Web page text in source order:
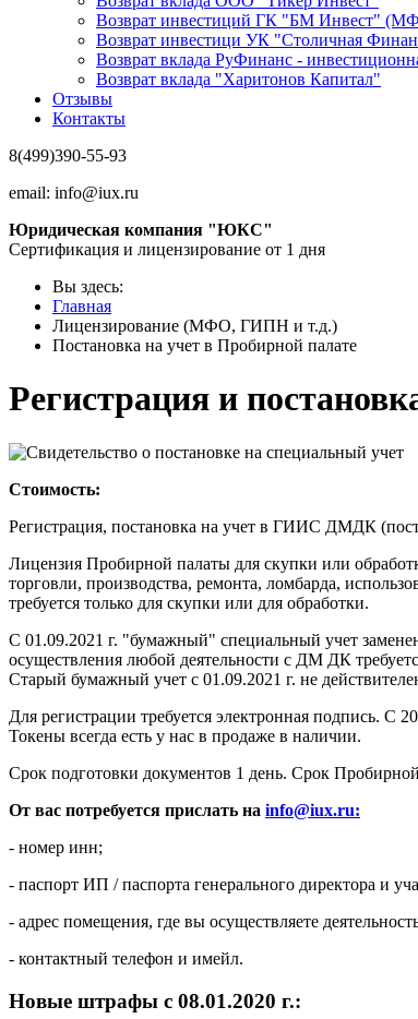
Возврат инвестиций ГК "БМ Инвест"
Возврат инвестици УК "Столичная
Возврат вклада РуФинанс -
Возврат вклада "Харитонов Капитал"
Отзывы
Контакты
8(499)390-55-93
email: info@iux.ru
Юридическая компания "ЮКС"
Сертификация и лицензирование от 1 дня
Вы здесь:
Главная
Лицензирование (МФО, ГИПН и т.д.)
Постановка на учет в Пробирной палате
Регистрация и
Стоимость:
Регистрация, постановка на учет в ГИИС ДМДК
Лицензия Пробирной палаты для скупки или
торговли, производства, ремонта, ломбарда,
требуется только для скупки или для обработки.
С 01.09.2021 г. "бумажный" специальный учет
осуществления любой деятельности с ДМ ДК
Старый бумажный учет с 01.09.2021 г. не
Для регистрации требуется электронная подпись. С
Токены всегда есть у нас в продаже в наличии.
Срок подготовки документов 1 день. Срок
От вас потребуется прислать на info@iux.ru:
- номер инн;
- паспорт ИП / паспорта генерального директора и
- адрес помещения, где вы осуществляете
- контактный телефон и имейл.
Новые штрафы с 08.01.2020 г.: